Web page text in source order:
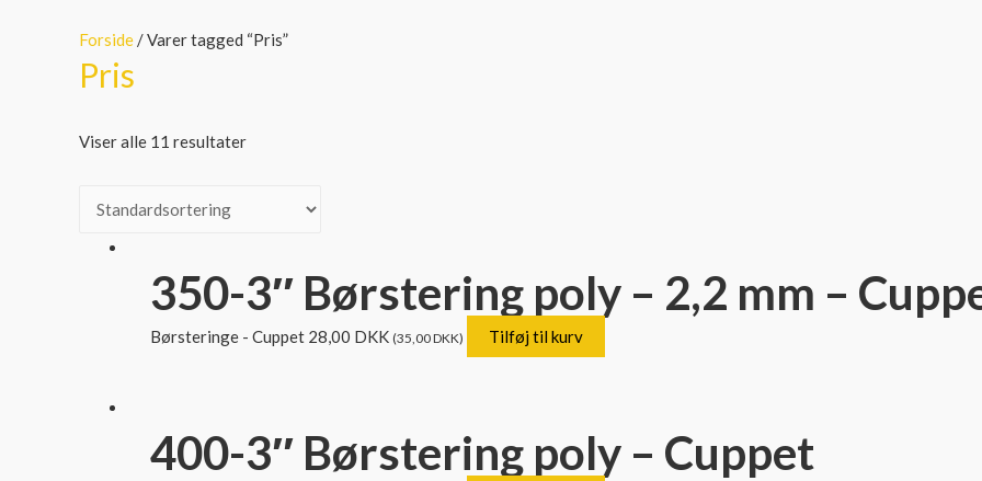
Forside / Varer tagged “Pris”
Pris
Viser alle 11 resultater
350-3″ Børstering poly – 2,2 mm –
Børsteringe - Cuppet 28,00 DKK (35,00DKK) Tilføj til kurv
400-3″ Børstering poly – Cuppet